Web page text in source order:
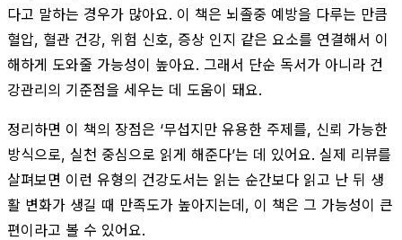
다고 말하는 경우가 많아요. 이 책은 뇌졸중 예방을 다루는 만큼
혈압, 혈관 건강, 위험 신호, 증상 인지 같은 요소를 연결해서 이
해하게 도와줄 가능성이 높아요. 그래서 단순 독서가 아니라 건
강관리의 기준점을 세우는 데 도움이 돼요.
정리하면 이 책의 장점은 ‘무섭지만 유용한 주제를, 신뢰 가능한
방식으로, 실천 중심으로 읽게 해준다’는 데 있어요. 실제 리뷰를
살펴보면 이런 유형의 건강도서는 읽는 순간보다 읽고 난 뒤 생
활 변화가 생길 때 만족도가 높아지는데, 이 책은 그 가능성이 큰
편이라고 볼 수 있어요.